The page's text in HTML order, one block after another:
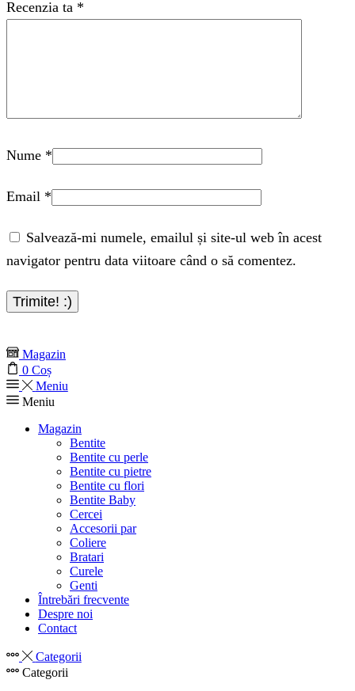
Recenzia ta *
Nume *
Email *
Salvează-mi numele, emailul și site-ul web în acest
navigator pentru data viitoare când o să comentez.
Magazin
0 Coș
Meniu
Meniu
Magazin
Bentite
Bentite cu perle
Bentite cu pietre
Bentite cu flori
Bentite Baby
Cercei
Accesorii par
Coliere
Bratari
Curele
Genti
Întrebări frecvente
Despre noi
Contact
Categorii
Categorii